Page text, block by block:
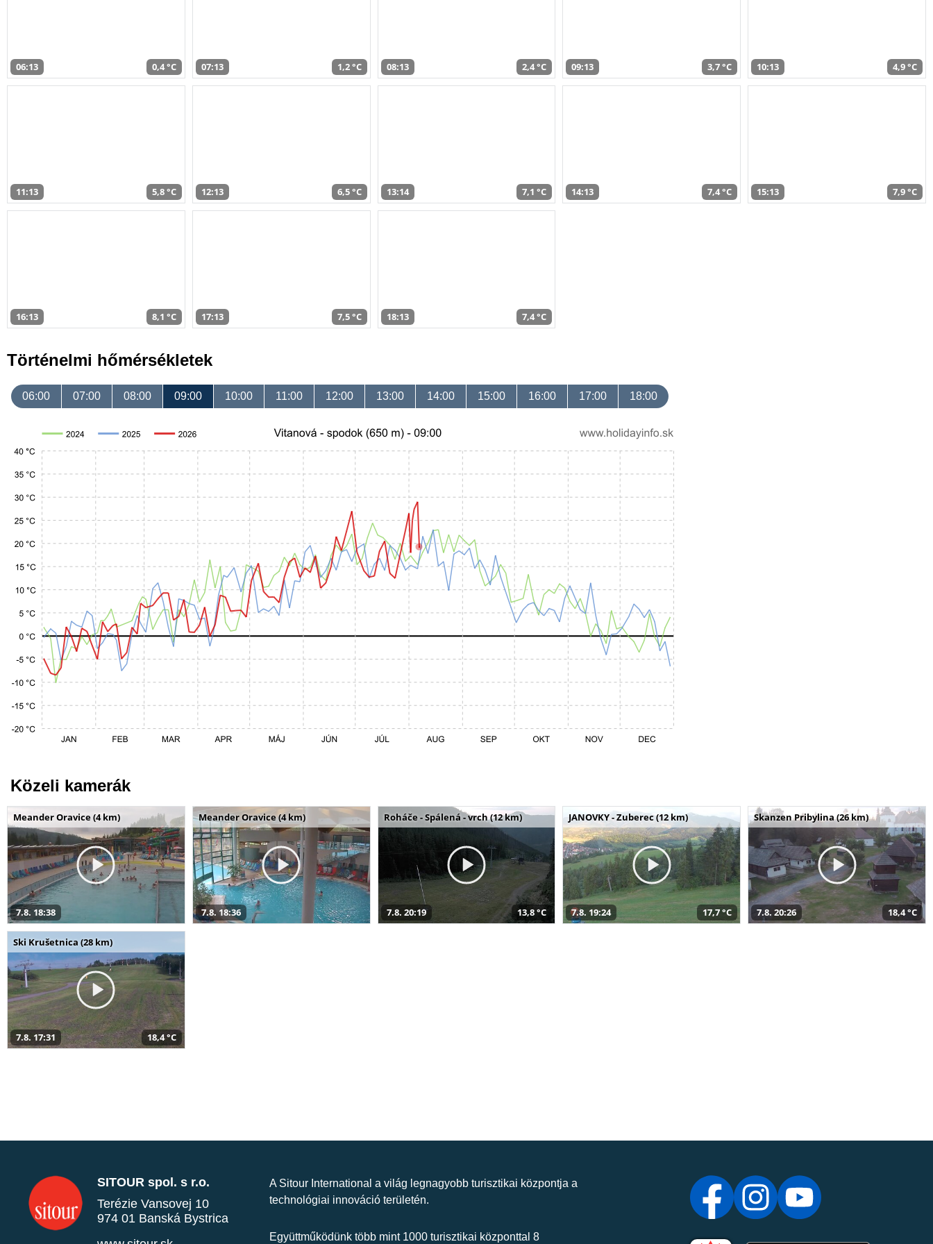
06:13 0,4 °C 07:13 1,2 °C 08:13 2,4 °C 09:13 3,7 °C 10:13 4,9 °C
11:13 5,8 °C 12:13 6,5 °C 13:14 7,1 °C 14:13 7,4 °C 15:13 7,9 °C
16:13 8,1 °C 17:13 7,5 °C 18:13 7,4 °C
Történelmi hőmérsékletek
06:00 07:00 08:00 09:00 10:00 11:00 12:00 13:00 14:00 15:00 16:00 17:00 18:00
Közeli kamerák
Meander Oravice (4 km)
7.8. 18:38
Meander Oravice (4 km)
7.8. 18:36
Roháče - Spálená - vrch (12 km)
7.8. 20:19 13,8 °C
JANOVKY - Zuberec (12 km)
7.8. 19:24 17,7 °C
Skanzen Pribylina (26 km)
7.8. 20:26 18,4 °C
Ski Krušetnica (28 km)
7.8. 17:31 18,4 °C
SITOUR spol. s r.o.
Terézie Vansovej 10
974 01 Banská Bystrica
A Sitour International a világ legnagyobb turisztikai központja a
technológiai innováció területén.
Együttműködünk több mint 1000 turisztikai központtal 8